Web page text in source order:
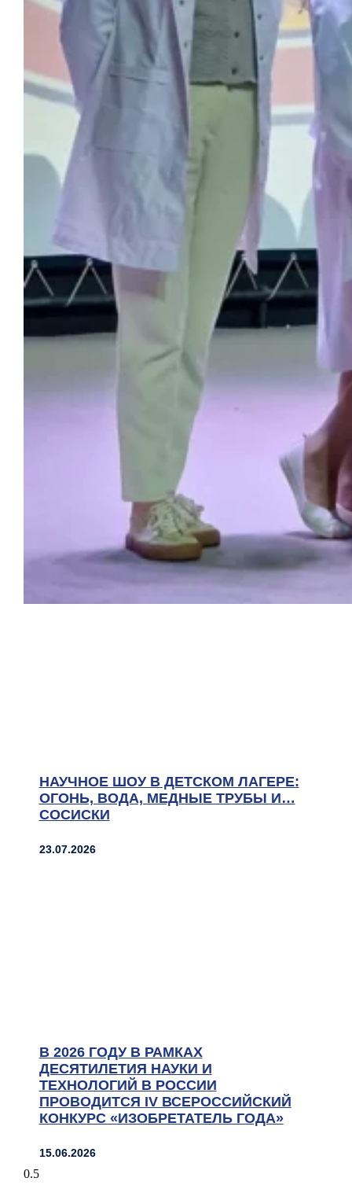
НАУЧНОЕ ШОУ В ДЕТСКОМ ЛАГЕРЕ:
ОГОНЬ, ВОДА, МЕДНЫЕ ТРУБЫ И…
СОСИСКИ
23.07.2026
В 2026 ГОДУ В РАМКАХ
ДЕСЯТИЛЕТИЯ НАУКИ И
ТЕХНОЛОГИЙ В РОССИИ
ПРОВОДИТСЯ IV ВСЕРОССИЙСКИЙ
КОНКУРС «ИЗОБРЕТАТЕЛЬ ГОДА»
15.06.2026